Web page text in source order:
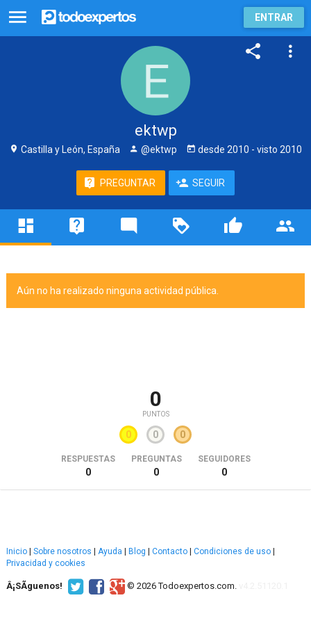
ENTRAR
ektwp
Castilla y León, España @ektwp desde 2010 - visto 2010
PREGUNTAR SEGUIR
Aún no ha realizado ninguna actividad pública.
0
PUNTOS
0 0 0
RESPUESTAS
0
PREGUNTAS
0
SEGUIDORES
0
Inicio Sobre nosotros Ayuda Blog Contacto Condiciones de uso
Privacidad y cookies
Â¡SÃ­guenos! © 2026 Todoexpertos.com.